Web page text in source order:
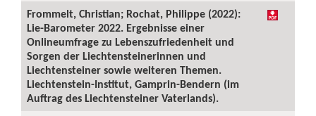
Frommelt, Christian; Rochat, Philippe (2022):
Lie-Barometer 2022. Ergebnisse einer
Onlineumfrage zu Lebenszufriedenheit und
Sorgen der Liechtensteinerinnen und
Liechtensteiner sowie weiteren Themen.
Liechtenstein-Institut, Gamprin-Bendern (im
Auftrag des Liechtensteiner Vaterlands).